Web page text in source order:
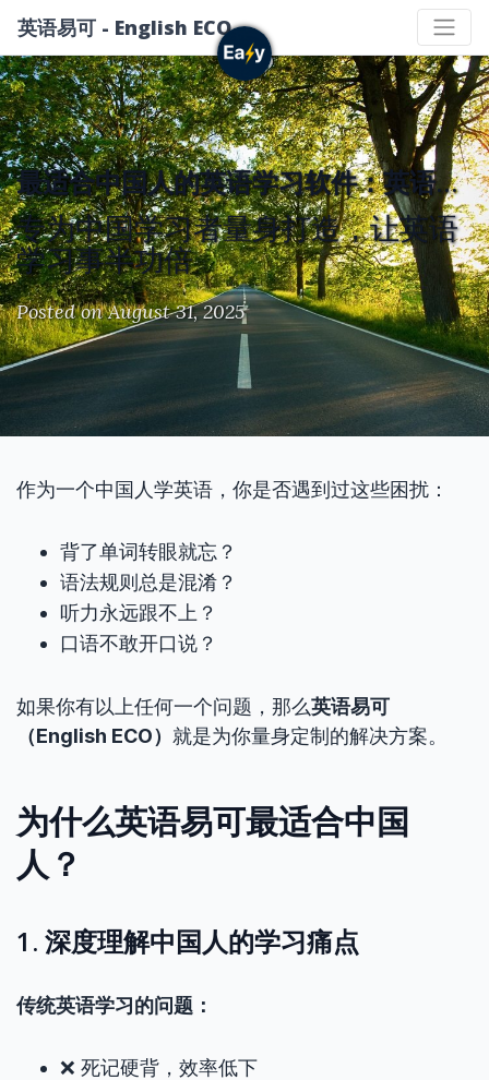
英语易可 - English ECO
最适合中国人的英语学习软件：英语易可
专为中国学习者量身打造，让英语
学习事半功倍
Posted on August 31, 2025
作为一个中国人学英语，你是否遇到过这些困扰：
背了单词转眼就忘？
语法规则总是混淆？
听力永远跟不上？
口语不敢开口说？
如果你有以上任何一个问题，那么英语易可
（English ECO） 就是为你量身定制的解决方案。
为什么英语易可最适合中国
人？
1. 深度理解中国人的学习痛点
传统英语学习的问题：
❌ 死记硬背，效率低下